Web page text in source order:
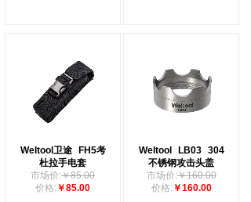
Weltool卫途
FH5考
杜拉手电套
市场价:￥85.00
价格: ￥85.00
Weltool LB03
304
不锈钢攻击头盖
市场价:￥160.00
价格: ￥160.00